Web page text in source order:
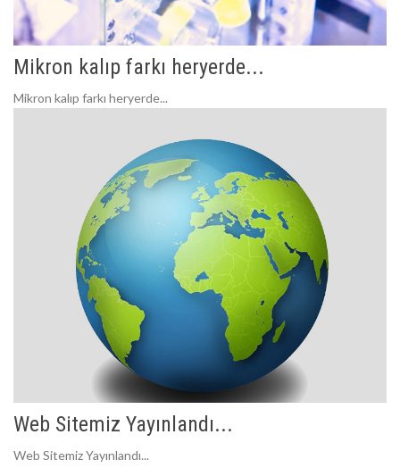
Mikron kalıp farkı heryerde...
Mikron kalıp farkı heryerde...
Web Sitemiz Yayınlandı...
Web Sitemiz Yayınlandı...